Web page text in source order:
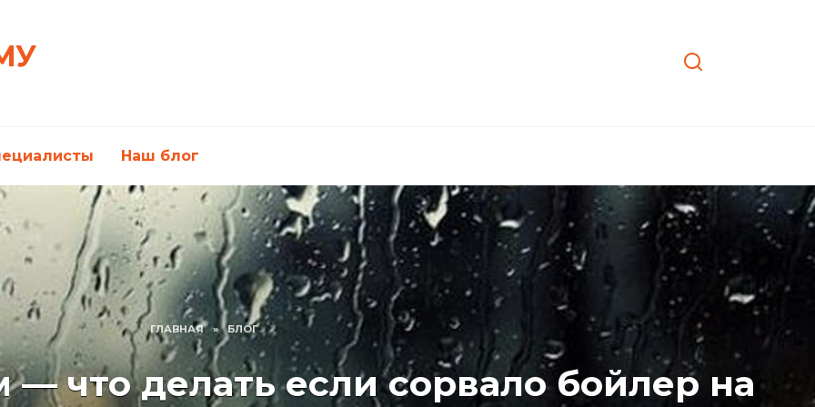
Наш блог
ГЛАВНАЯ » БЛОГ
что делать если сорвало бойлер на